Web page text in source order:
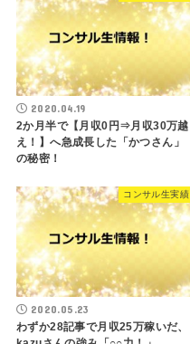
2020.04.19
2か月半で【月収0円⇒月収30万越
え！】へ急成長した「かつさん」
の秘密！
コンサル生実績
2020.05.23
わずか28記事で月収25万稼いだ、